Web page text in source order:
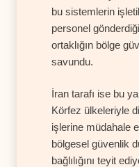
bu sistemlerin
personel
ortaklığın bölge
savundu.
İran tarafı ise bu
Körfez ülkeleriyle
işlerine müdahale
bölgesel güvenlik
bağlılığını teyit